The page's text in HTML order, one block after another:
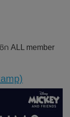
ก ALL member